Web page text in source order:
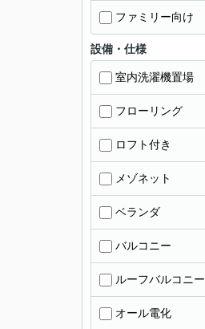
ファミリー向け
設備・仕様
室内洗濯機置場
フローリング
ロフト付き
メゾネット
ベランダ
バルコニー
ルーフバルコニー
オール電化